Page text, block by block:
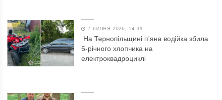
7 ЛИПНЯ 2026, 14:39
На Тернопільщині п’яна водійка збила
6-річного хлопчика на
електроквадроциклі